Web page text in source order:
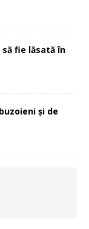
să fie lăsată în
și de